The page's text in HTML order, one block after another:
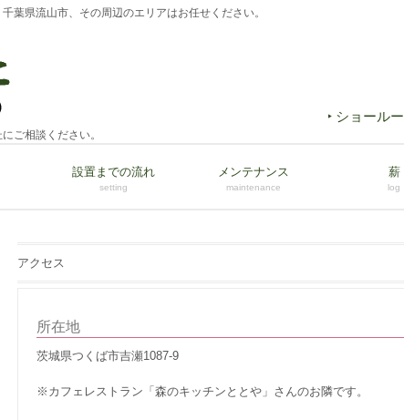
葉県流山市、その周辺のエリアはお任せください。
ご相談ください。
‣ ショール
設置までの流れ
setting
メンテナンス
maintenance
薪
log
アクセス
所在地
茨城県つくば市吉瀬1087-9
※カフェレストラン「森のキッチンととや」さんのお隣です。